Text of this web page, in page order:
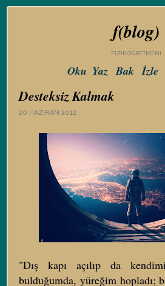
f(blog)
FIZIK ÖĞRETMENI
Oku Yaz Bak İzle
Desteksiz Kalmak
20 HAZIRAN 2012
"Dış kapı açılıp da
bulduğumda, yüreğim hopladı;